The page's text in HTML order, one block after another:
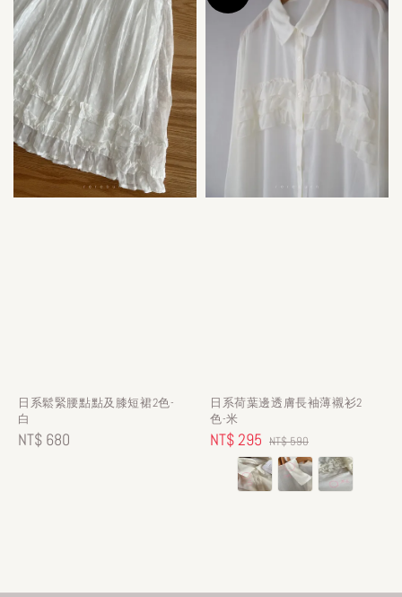
日系鬆緊腰點點及膝短裙2色-
白
Regular
NT$ 680
日系荷葉邊透膚長袖薄襯衫2
色-米
Sale
price
NT$ 295 Regular
price
NT$ 590